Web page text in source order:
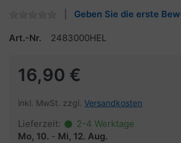
Geben Sie die erste
Art.-Nr. 2483000HEL
16,90 €
inkl. MwSt. zzgl. Versandkosten
Lieferzeit:
2-4 Werktage
Mo, 10. - Mi, 12. Aug.